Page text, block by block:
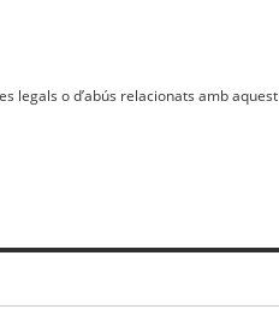
legals o d’abús relacionats amb aquest